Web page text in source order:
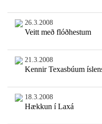
26.3.2008
Veitt með flóðhestum
21.3.2008
Kennir Texasbúum
18.3.2008
Hækkun í Laxá